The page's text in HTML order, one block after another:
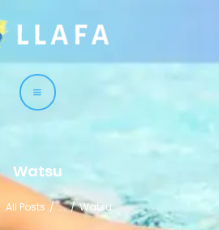
Watsu
All Posts ... Watsu
LLAFA
de Fisioterapia Acuática